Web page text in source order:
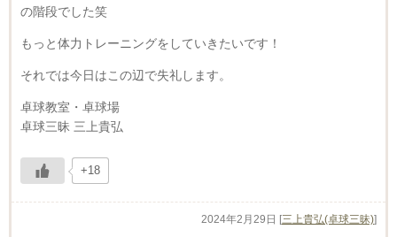
の階段でした笑
もっと体力トレーニングをしていきたいです！
それでは今日はこの辺で失礼します。
卓球教室・卓球場
卓球三昧 三上貴弘
+18
2024年2月29日 [三上貴弘(卓球三昧)]